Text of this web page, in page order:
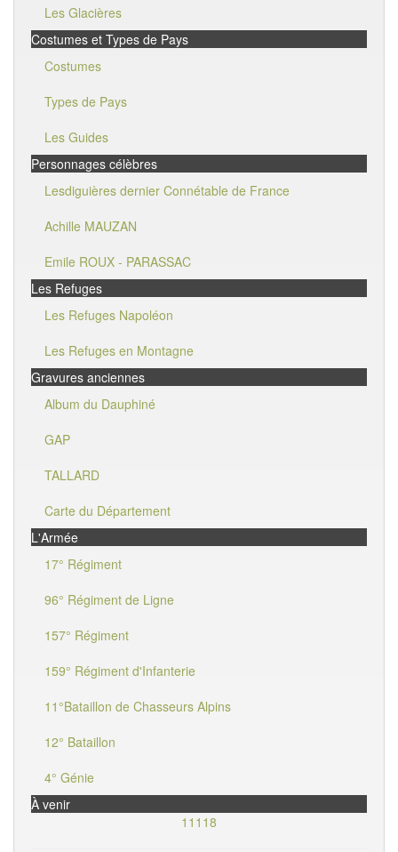
Les Glacières
Costumes et Types de Pays
Costumes
Types de Pays
Les Guides
Personnages célèbres
Lesdiguières dernier Connétable de France
Achille MAUZAN
Emile ROUX - PARASSAC
Les Refuges
Les Refuges Napoléon
Les Refuges en Montagne
Gravures anciennes
Album du Dauphiné
GAP
TALLARD
Carte du Département
L'Armée
17° Régiment
96° Régiment de Ligne
157° Régiment
159° Régiment d'Infanterie
11°Bataillon de Chasseurs Alpins
12° Bataillon
4° Génie
À venir
11118